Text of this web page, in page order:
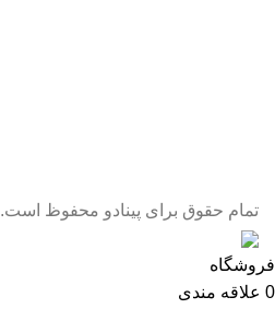
تمام حقوق برای پینادو محفوظ است.
فروشگاه
0 علاقه مندی